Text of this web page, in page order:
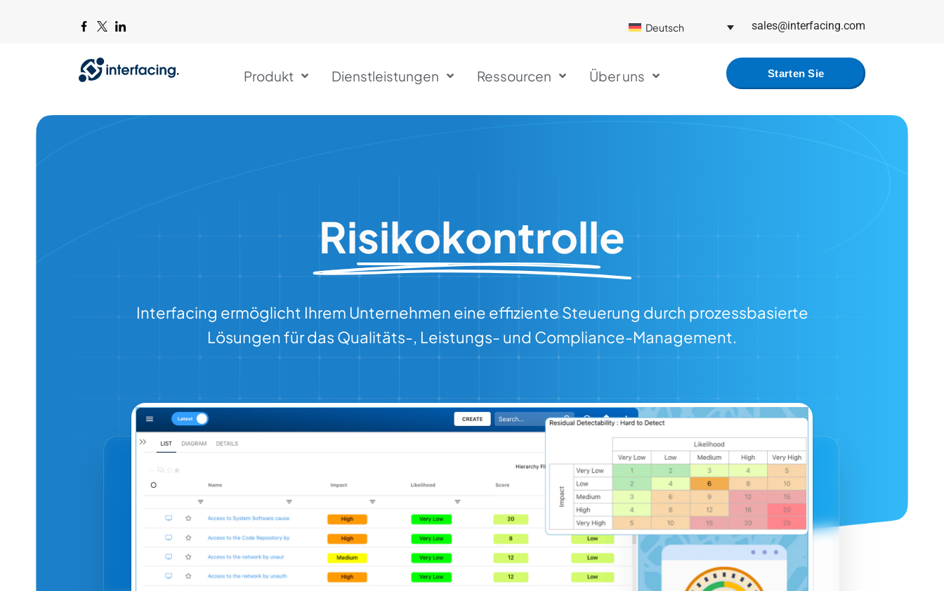
Deutsch sales@interfacing.com
Produkt Dienstleistungen Ressourcen Über uns Starten Sie
Risikokontrolle
Interfacing ermöglicht Ihrem Unternehmen eine effiziente Steuerung durch prozessbasierte
Lösungen für das Qualitäts-, Leistungs- und Compliance-Management.